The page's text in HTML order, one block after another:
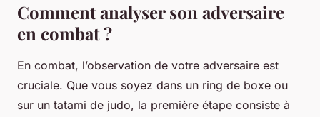
Comment analyser son adversaire
en combat ?
En combat, l’observation de votre adversaire est
cruciale. Que vous soyez dans un ring de boxe ou
sur un tatami de judo, la première étape consiste à